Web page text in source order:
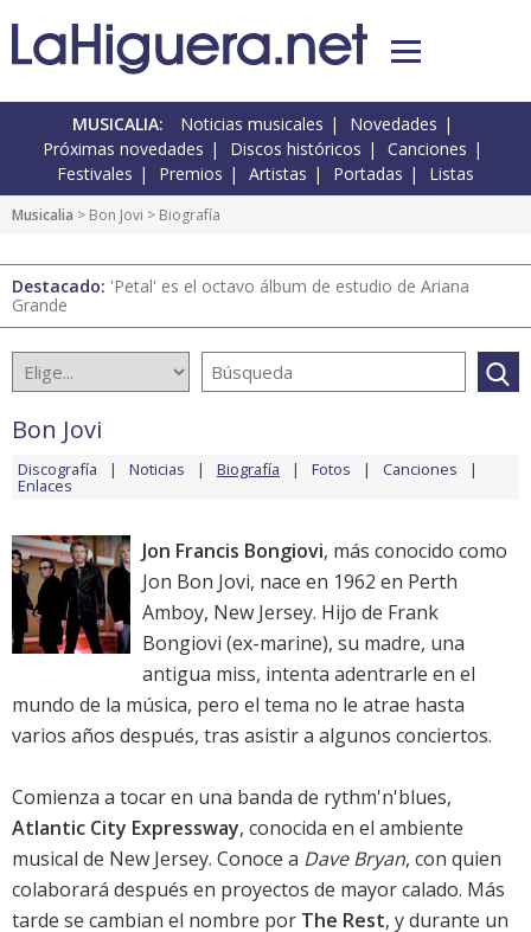
MUSICALIA: Noticias musicales
Novedades
Próximas novedades
Discos históricos
Canciones
Festivales
Premios Artistas Portadas Listas
Musicalia > Bon Jovi > Biografía
Destacado: 'Petal' es el octavo álbum de estudio de Ariana
Grande
Bon Jovi
Discografía Noticias Biografía Fotos Canciones
Enlaces
Jon Francis Bongiovi, más conocido como
Jon Bon Jovi, nace en 1962 en Perth
Amboy, New Jersey. Hijo de Frank
Bongiovi (ex-marine), su madre, una
antigua miss, intenta adentrarle en el
mundo de la música, pero el tema no le atrae hasta
varios años después, tras asistir a algunos conciertos.
Comienza a tocar en una banda de rythm'n'blues,
Atlantic City Expressway, conocida en el ambiente
musical de New Jersey. Conoce a Dave Bryan, con quien
colaborará después en proyectos de mayor calado. Más
tarde se cambian el nombre por The Rest, y durante un